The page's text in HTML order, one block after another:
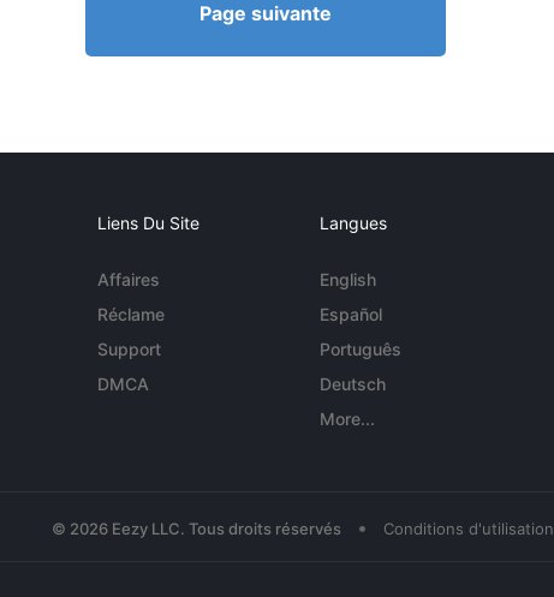
Page suivante
Liens Du Site
Affaires
Réclame
Support
DMCA
Langues
English
Español
Português
Deutsch
More...
© 2026 Eezy LLC. Tous droits réservés • Conditions d'utilisation